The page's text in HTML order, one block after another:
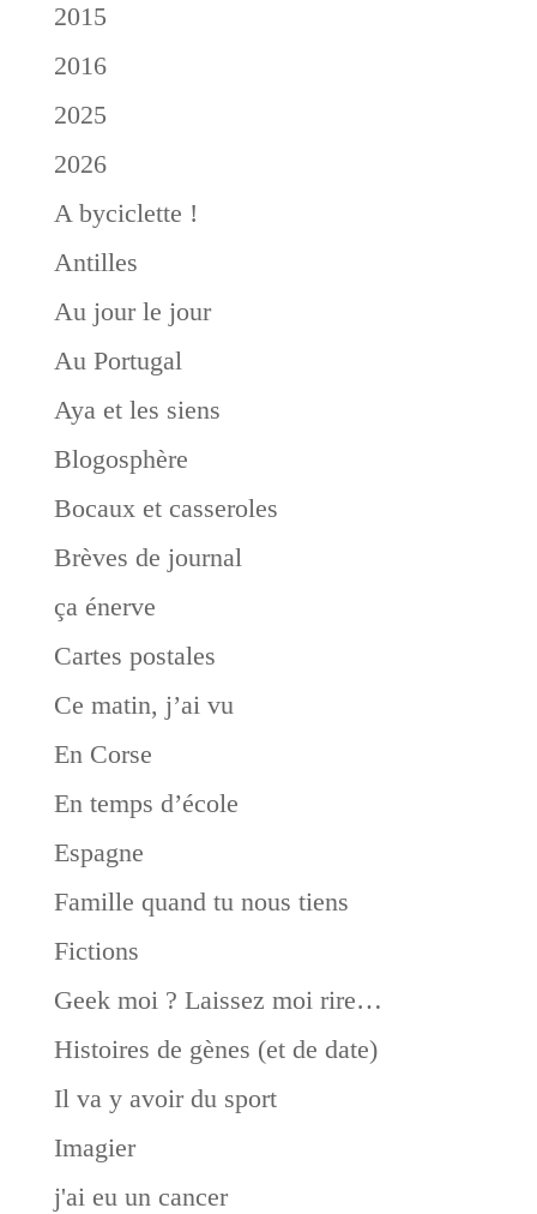
2015
2016
2025
2026
A byciclette !
Antilles
Au jour le jour
Au Portugal
Aya et les siens
Blogosphère
Bocaux et casseroles
Brèves de journal
ça énerve
Cartes postales
Ce matin, j’ai vu
En Corse
En temps d’école
Espagne
Famille quand tu nous tiens
Fictions
Geek moi ? Laissez moi rire…
Histoires de gènes (et de date)
Il va y avoir du sport
Imagier
j'ai eu un cancer